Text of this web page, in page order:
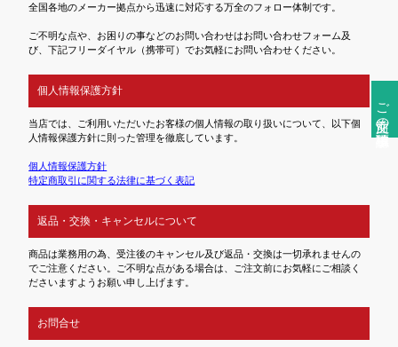
ご注文前の確認事項
全国各地のメーカー拠点から迅速に対応する万全のフォロー体制です。
ご不明な点や、お困りの事などのお問い合わせはお問い合わせフォーム及
び、下記フリーダイヤル（携帯可）でお気軽にお問い合わせください。
個人情報保護方針
当店では、ご利用いただいたお客様の個人情報の取り扱いについて、以下個
人情報保護方針に則った管理を徹底しています。
個人情報保護方針
特定商取引に関する法律に基づく表記
返品・交換・キャンセルについて
商品は業務用の為、受注後のキャンセル及び返品・交換は一切承れませんの
でご注意ください。ご不明な点がある場合は、ご注文前にお気軽にご相談く
ださいますようお願い申し上げます。
お問合せ